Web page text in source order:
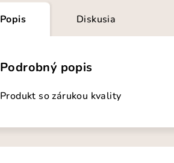
Popis Diskusia
Podrobný popis
Produkt so zárukou kvality